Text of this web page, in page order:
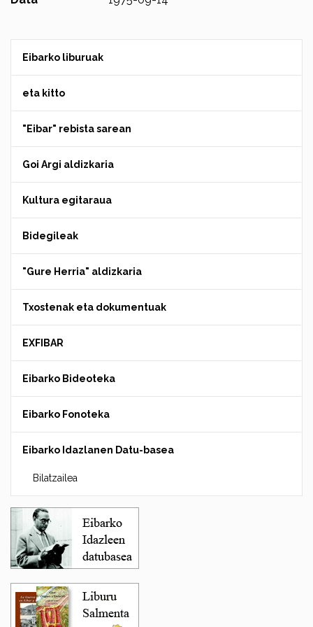
Eibarko liburuak
eta kitto
"Eibar" rebista sarean
Goi Argi aldizkaria
Kultura egitaraua
Bidegileak
"Gure Herria" aldizkaria
Txostenak eta dokumentuak
EXFIBAR
Eibarko Bideoteka
Eibarko Fonoteka
Eibarko Idazlanen Datu-basea
Bilatzailea